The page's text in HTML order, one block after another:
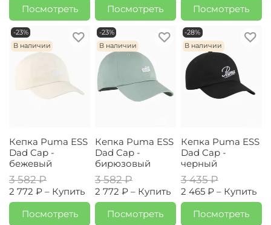
Посмотреть
Посмотреть
Посмотреть
-23%
В наличии
Кепка Puma ESS
Dad Cap -
бежевый
3 582 ₽
2 772 ₽ – Купить
Посмотреть
-23%
В наличии
Кепка Puma ESS
Dad Cap -
бирюзовый
3 582 ₽
2 772 ₽ – Купить
Посмотреть
-28%
В наличии
Кепка Puma ESS
Dad Cap -
черный
3 435 ₽
2 465 ₽ – Купить
Посмотреть